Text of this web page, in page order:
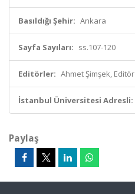
Basıldığı Şehir: Ankara
Sayfa Sayıları: ss.107-120
Editörler: Ahmet Şimşek, Editör
İstanbul Üniversitesi Adresli:
Paylaş